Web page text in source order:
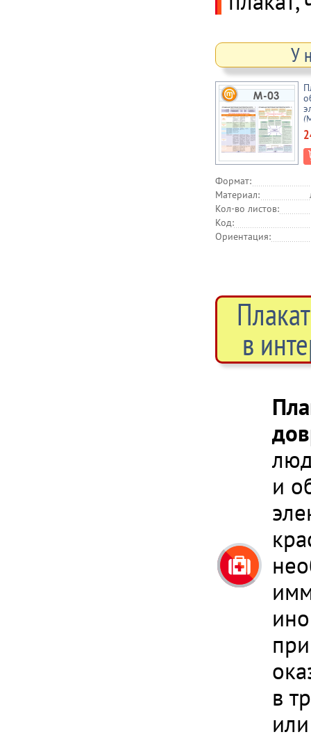
У
Формат:
Материал:
Кол-во листов:
Код:
Ориентация:
в
и
в